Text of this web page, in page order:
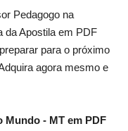
Pedagogo na
da Apostila em PDF
para o próximo
agora mesmo e
- MT em PDF